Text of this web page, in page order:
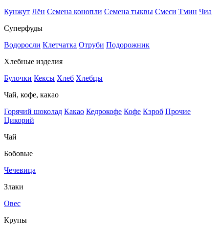
Кунжут Лён Семена конопли Семена тыквы Смеси Тмин Чиа
Суперфуды
Водоросли Клетчатка Отруби Подорожник
Хлебные изделия
Булочки Кексы Хлеб Хлебцы
Чай, кофе, какао
Горячий шоколад Какао Кедрокофе Кофе Кэроб Прочие
Цикорий
Чай
Бобовые
Чечевица
Злаки
Овес
Крупы